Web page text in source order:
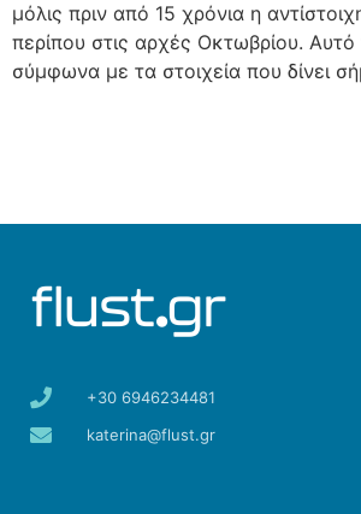
μόλις πριν από 15 χρόνια η
περίπου στις αρχές Οκτωβρίου. Αυτό
σύμφωνα με τα στοιχεία που δίνει
+30 6946234481
katerina@flust.gr